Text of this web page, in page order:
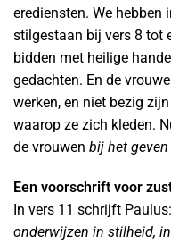
erediensten. We hebben
stilgestaan bij vers 8 tot
bidden met heilige
gedachten. En de
werken, en niet bezig
waarop ze zich kleden.
de vrouwen bij het
Een voorschrift voor
In vers 11 schrijft Paulus:
onderwijzen in stilheid,